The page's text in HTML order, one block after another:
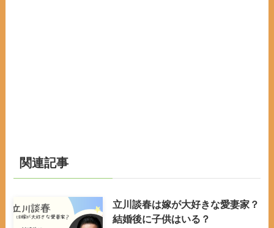
関連記事
立川談春は嫁が大好きな愛妻家？
結婚後に子供はいる？